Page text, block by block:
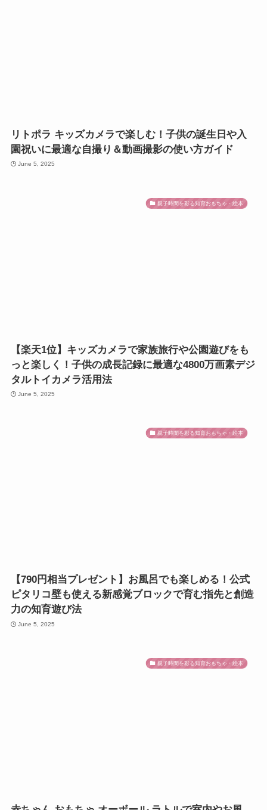
リトポラ キッズカメラで楽しむ！子供の誕生日や入
園祝いに最適な自撮り＆動画撮影の使い方ガイド
June 5, 2025
親子時間を彩る知育おもちゃ・絵本
【楽天1位】キッズカメラで家族旅行や公園遊びをも
っと楽しく！子供の成長記録に最適な4800万画素デジ
タルトイカメラ活用法
June 5, 2025
親子時間を彩る知育おもちゃ・絵本
【790円相当プレゼント】お風呂でも楽しめる！公式
ピタリコ壁も使える新感覚ブロックで育む指先と創造
力の知育遊び法
June 5, 2025
親子時間を彩る知育おもちゃ・絵本